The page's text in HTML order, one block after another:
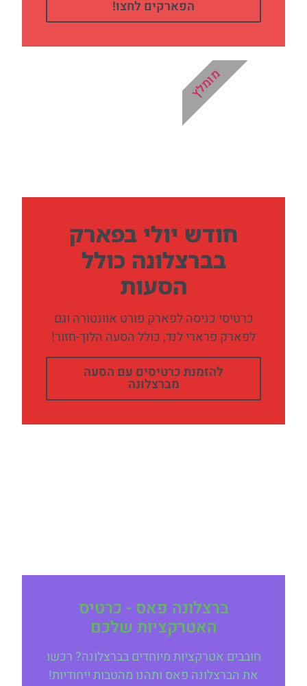
הפארקים לחצו!
חודש יולי בפארק
בברצלונה כולל
הסעות
כרטיסי כניסה לפארק פורט אוונטורה וגם
לפארק פרארי לנד, כולל הסעה הלוך-חזור!
להזמנת כרטיסים עם הסעה
מברצלונה
מומלץ
ברצלונה פאס - כרטיס
האטרקציות שלכם
חובבים אטרקציות מיוחדים בברצלונה? רכשו
את הברצלונה פאס ותהנו מהטבות ייחודיות!